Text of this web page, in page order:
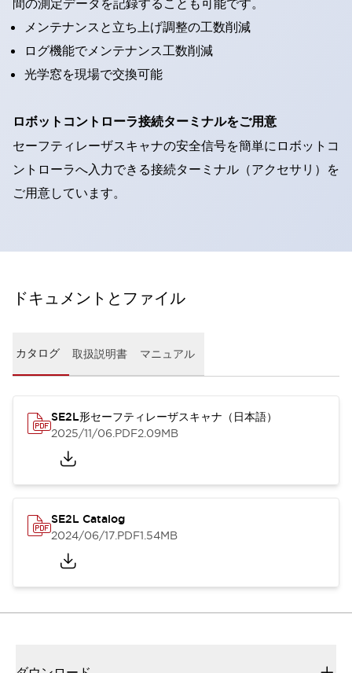
間の測定データを記録することも可能です。
メンテナンスと立ち上げ調整の工数削減
ログ機能でメンテナンス工数削減
光学窓を現場で交換可能
ロボットコントローラ接続ターミナルをご用意
セーフティレーザスキャナの安全信号を簡単にロボットコ
ントローラへ入力できる接続ターミナル（アクセサリ）を
ご用意しています。
ドキュメントとファイル
カタログ 取扱説明書 マニュアル
SE2L形セーフティレーザスキャナ（日本語）
2025/11/06.PDF2.09MB
SE2L Catalog
2024/06/17.PDF1.54MB